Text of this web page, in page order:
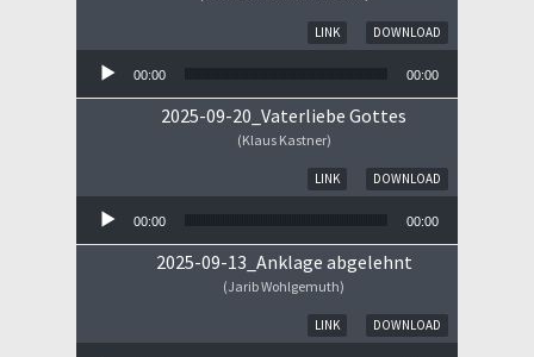
DOWNLOAD
LINK
00:00 00:00
2025-09-20_Vaterliebe Gottes
(Klaus Kastner)
DOWNLOAD
LINK
00:00 00:00
2025-09-13_Anklage abgelehnt
(Jarib Wohlgemuth)
DOWNLOAD
LINK